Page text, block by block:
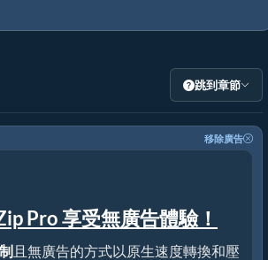
跳到章節
移除廣告
Pro 享受無廣告體驗！
且無廣告的方式以原生速度轉換和壓